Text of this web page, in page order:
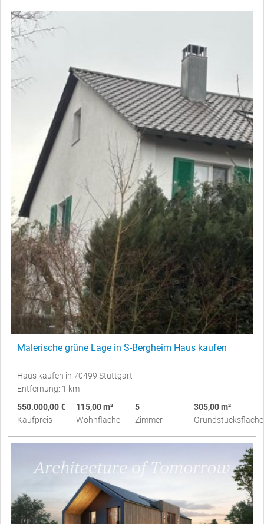
Malerische grüne Lage in S-Bergheim Haus kaufen
Haus kaufen in 70499 Stuttgart
Entfernung: 1 km
550.000,00 €
Kaufpreis
115,00 m²
Wohnfläche
5
Zimmer
305,00 m²
Grundstücksfläche